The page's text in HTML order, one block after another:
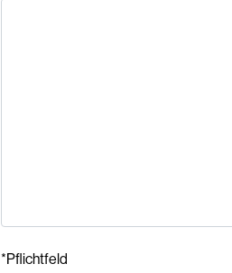
*Pflichtfeld